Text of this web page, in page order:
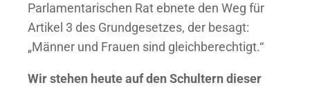
Parlamentarischen Rat ebnete den Weg für
Artikel 3 des Grundgesetzes, der besagt:
„Männer und Frauen sind gleichberechtigt.“
Wir stehen heute auf den Schultern dieser